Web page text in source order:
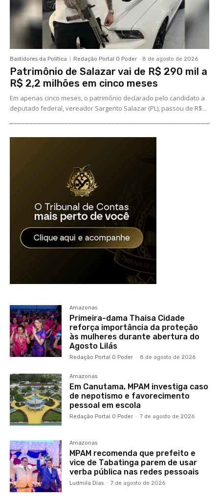
Bastidores da Política Redação Portal O Poder - 8 de agosto de 2026
Patrimônio de Salazar vai de R$ 290 mil a
R$ 2,2 milhões em cinco meses
Em apenas cinco meses, o patrimônio declarado pelo candidato a
deputado federal, vereador Sargento Salazar (PL), passou de R$...
Amazonas
Primeira-dama Thaisa Cidade
reforça importância da proteção
às mulheres durante abertura do
Agosto Lilás
Redação Portal O Poder - 8 de agosto de 2026
Amazonas
Em Canutama, MPAM investiga caso
de nepotismo e favorecimento
pessoal em escola
Redação Portal O Poder - 7 de agosto de 2026
Amazonas
MPAM recomenda que prefeito e
vice de Tabatinga parem de usar
verba pública nas redes pessoais
Ludmila Dias - 7 de agosto de 2026